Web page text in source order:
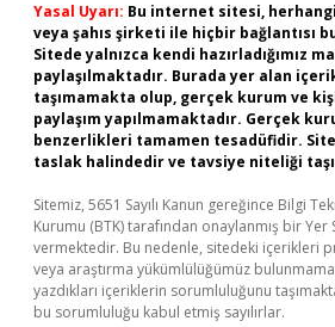
Yasal Uyarı: Bu internet sitesi,
veya şahıs şirketi ile hiçbir bağlantısı
Sitede yalnızca kendi hazırladığımız
paylaşılmaktadır. Burada yer alan
taşımamakta olup, gerçek kurum ve
paylaşım yapılmamaktadır. Gerçek
benzerlikleri tamamen tesadüfidir.
taslak halindedir ve tavsiye niteliği
Sitemiz, 5651 Sayılı Kanun gereğince Bilgi
Kurumu (BTK) tarafından onaylanmış bir Yer
vermektedir. Bu nedenle, sitedeki içerikleri
veya araştırma yükümlülüğümüz
yazdıkları içeriklerin sorumluluğunu
bu sorumluluğu kabul etmiş sayılırlar.